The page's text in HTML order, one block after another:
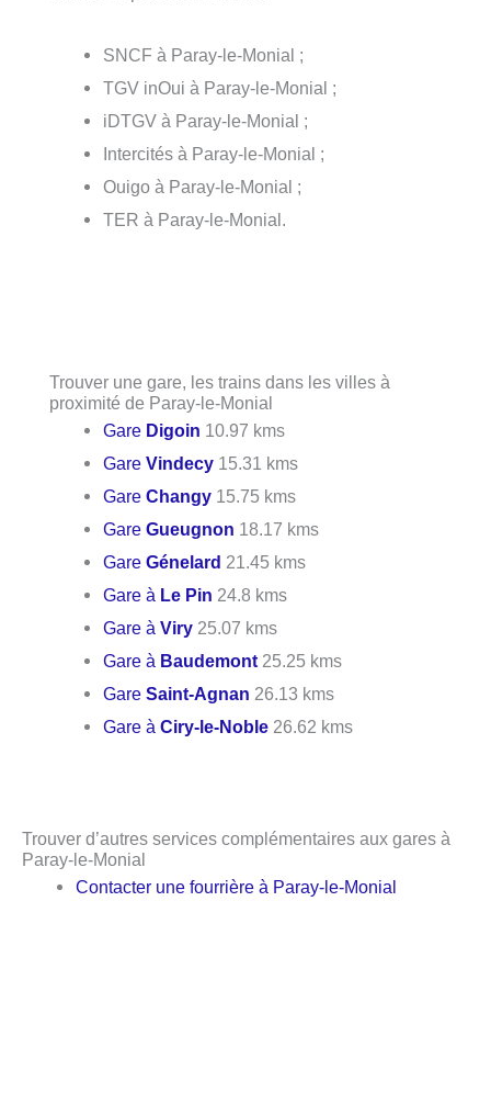
SNCF à Paray-le-Monial ;
TGV inOui à Paray-le-Monial ;
iDTGV à Paray-le-Monial ;
Intercités à Paray-le-Monial ;
Ouigo à Paray-le-Monial ;
TER à Paray-le-Monial.
Trouver une gare, les trains dans les villes à
proximité de Paray-le-Monial
Gare Digoin 10.97 kms
GareVindecy 15.31 kms
GareChangy 15.75 kms
GareGueugnon 18.17 kms
GareGénelard 21.45 kms
Gare à Le Pin 24.8 kms
Gare àViry 25.07 kms
Gare à Baudemont 25.25 kms
GareSaint-Agnan 26.13 kms
Gare àCiry-le-Noble 26.62 kms
Trouver d’autres services complémentaires aux gares à
Paray-le-Monial
Contacter une fourrière à Paray-le-Monial